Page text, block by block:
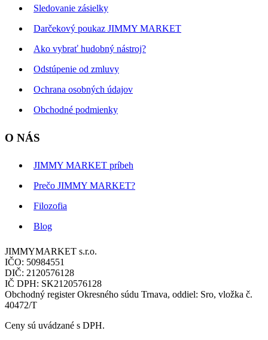
Sledovanie zásielky
Darčekový poukaz JIMMY MARKET
Ako vybrať hudobný nástroj?
Odstúpenie od zmluvy
Ochrana osobných údajov
Obchodné podmienky
O NÁS
JIMMY MARKET príbeh
Prečo JIMMY MARKET?
Filozofia
Blog
JIMMYMARKET s.r.o.
IČO: 50984551
DIČ: 2120576128
IČ DPH: SK2120576128
Obchodný register Okresného súdu Trnava, oddiel: Sro, vložka č.
40472/T
Ceny sú uvádzané s DPH.